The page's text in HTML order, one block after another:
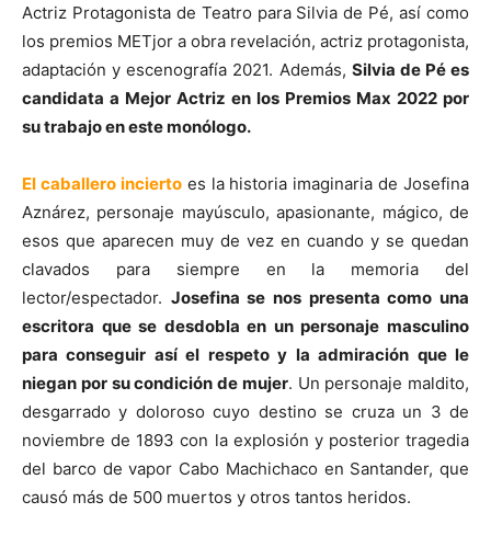
Actriz Protagonista de Teatro para Silvia de Pé, así como
los premios METjor a obra revelación, actriz protagonista,
adaptación y escenografía 2021. Además, Silvia de Pé es
candidata a Mejor Actriz en los Premios Max 2022 por
su trabajo en este monólogo.
El caballero inciertoes la historia imaginaria de Josefina
Aznárez, personaje mayúsculo, apasionante, mágico, de
esos que aparecen muy de vez en cuando y se quedan
clavados para siempre en la memoria del
lector/espectador. Josefina se nos presenta como una
escritora que se desdobla en un personaje masculino
para conseguir así el respeto y la admiración que le
niegan por su condición de mujer. Un personaje maldito,
desgarrado y doloroso cuyo destino se cruza un 3 de
noviembre de 1893 con la explosión y posterior tragedia
del barco de vapor Cabo Machichaco en Santander, que
causó más de 500 muertos y otros tantos heridos.